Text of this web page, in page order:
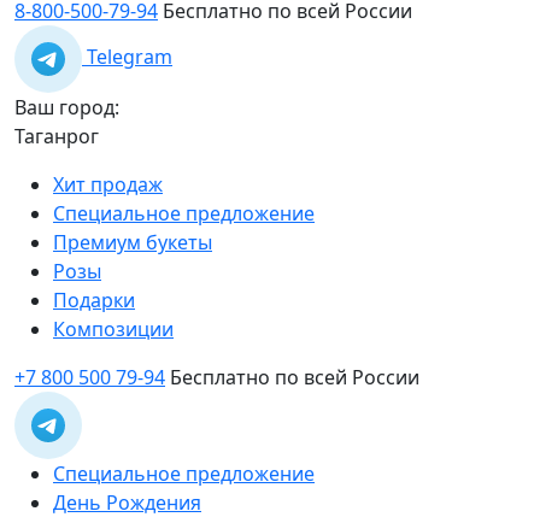
8-800-500-79-94 Бесплатно по всей России
Telegram
Ваш город:
Таганрог
Хит продаж
Специальное предложение
Премиум букеты
Розы
Подарки
Композиции
+7 800 500 79-94 Бесплатно по всей России
Специальное предложение
День Рождения